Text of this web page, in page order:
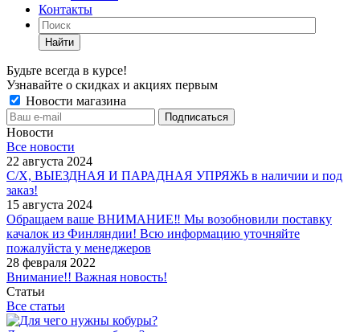
Контакты
Найти
Будьте всегда в курсе!
Узнавайте о скидках и акциях первым
Новости магазина
Новости
Все новости
22 августа 2024
С/Х, ВЫЕЗДНАЯ И ПАРАДНАЯ УПРЯЖЬ в наличии и под
заказ!
15 августа 2024
Обращаем ваше ВНИМАНИЕ‼ Мы возобновили поставку
качалок из Финляндии! Всю информацию уточняйте
пожалуйста у менеджеров
28 февраля 2022
Внимание!! Важная новость!
Статьи
Все статьи